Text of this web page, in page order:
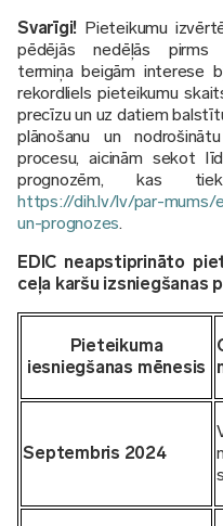
Svarīgi! Pieteikumu
pēdējās nedēļās pirms
termiņa beigām interese
rekordliels pieteikumu
precīzu un uz datiem
plānošanu un
procesu, aicinām sekot
prognozēm, kas
https://dih.lv/lv/par-
un-prognozes.
EDIC neapstiprināto
ceļa karšu izsniegšanas
Pieteikuma
iesniegšanas mēnesis
Septembris 2024